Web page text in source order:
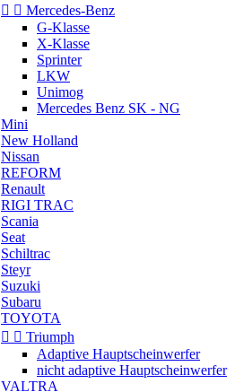
  Mercedes-Benz
G-Klasse
X-Klasse
Sprinter
LKW
Unimog
Mercedes Benz SK - NG
Mini
New Holland
Nissan
REFORM
Renault
RIGI TRAC
Scania
Seat
Schiltrac
Steyr
Suzuki
Subaru
TOYOTA
  Triumph
Adaptive Hauptscheinwerfer
nicht adaptive Hauptscheinwerfer
VALTRA